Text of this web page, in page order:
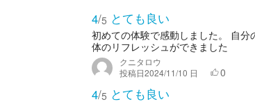
4/5 とても良い
初めての体験で感動しました。 自
体のリフレッシュができました
クニタロウ
投稿日2024/11/10 日 0
4/5 とても良い